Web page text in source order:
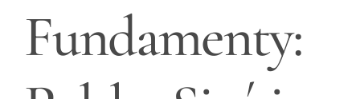
Fundamenty: